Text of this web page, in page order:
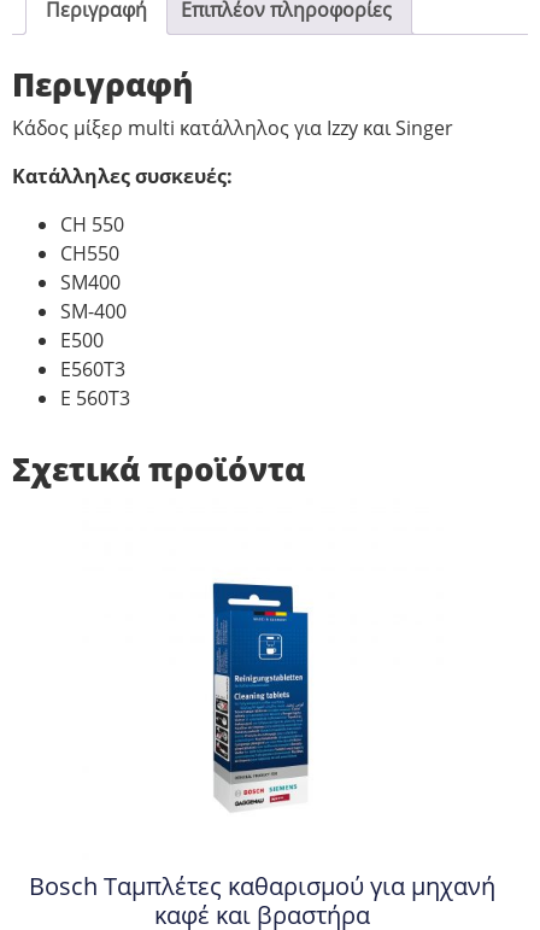
Περιγραφή Επιπλέον πληροφορίες
Περιγραφή
Κάδος μίξερ multi κατάλληλος για Ιzzy και Singer
Κατάλληλες συσκευές:
CH 550
CH550
SM400
SM-400
E500
E560T3
E 560T3
Σχετικά προϊόντα
Bosch Ταμπλέτες καθαρισμού για μηχανή
καφέ και βραστήρα